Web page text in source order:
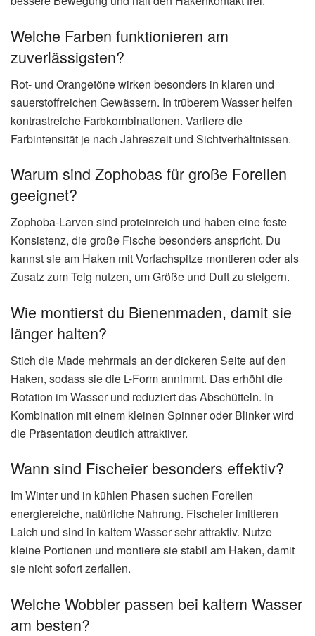
Welche Farben funktionieren am
zuverlässigsten?
Rot- und Orangetöne wirken besonders in klaren und
sauerstoffreichen Gewässern. In trüberem Wasser helfen
kontrastreiche Farbkombinationen. Variiere die
Farbintensität je nach Jahreszeit und Sichtverhältnissen.
Warum sind Zophobas für große Forellen
geeignet?
Zophoba-Larven sind proteinreich und haben eine feste
Konsistenz, die große Fische besonders anspricht. Du
kannst sie am Haken mit Vorfachspitze montieren oder als
Zusatz zum Teig nutzen, um Größe und Duft zu steigern.
Wie montierst du Bienenmaden, damit sie
länger halten?
Stich die Made mehrmals an der dickeren Seite auf den
Haken, sodass sie die L-Form annimmt. Das erhöht die
Rotation im Wasser und reduziert das Abschütteln. In
Kombination mit einem kleinen Spinner oder Blinker wird
die Präsentation deutlich attraktiver.
Wann sind Fischeier besonders effektiv?
Im Winter und in kühlen Phasen suchen Forellen
energiereiche, natürliche Nahrung. Fischeier imitieren
Laich und sind in kaltem Wasser sehr attraktiv. Nutze
kleine Portionen und montiere sie stabil am Haken, damit
sie nicht sofort zerfallen.
Welche Wobbler passen bei kaltem Wasser
am besten?